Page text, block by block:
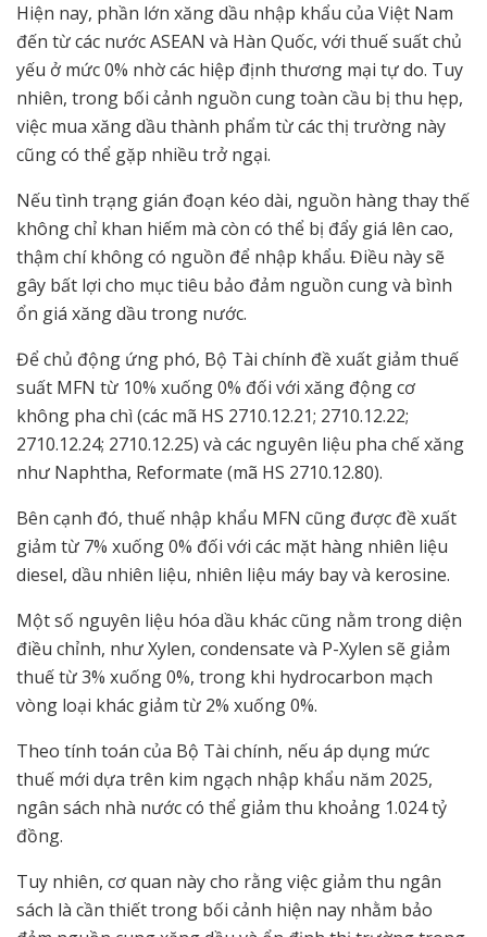
Hiện nay, phần lớn xăng dầu nhập khẩu của Việt Nam
đến từ các nước ASEAN và Hàn Quốc, với thuế suất chủ
yếu ở mức 0% nhờ các hiệp định thương mại tự do. Tuy
nhiên, trong bối cảnh nguồn cung toàn cầu bị thu hẹp,
việc mua xăng dầu thành phẩm từ các thị trường này
cũng có thể gặp nhiều trở ngại.
Nếu tình trạng gián đoạn kéo dài, nguồn hàng thay thế
không chỉ khan hiếm mà còn có thể bị đẩy giá lên cao,
thậm chí không có nguồn để nhập khẩu. Điều này sẽ
gây bất lợi cho mục tiêu bảo đảm nguồn cung và bình
ổn giá xăng dầu trong nước.
Để chủ động ứng phó, Bộ Tài chính đề xuất giảm thuế
suất MFN từ 10% xuống 0% đối với xăng động cơ
không pha chì (các mã HS 2710.12.21; 2710.12.22;
2710.12.24; 2710.12.25) và các nguyên liệu pha chế xăng
như Naphtha, Reformate (mã HS 2710.12.80).
Bên cạnh đó, thuế nhập khẩu MFN cũng được đề xuất
giảm từ 7% xuống 0% đối với các mặt hàng nhiên liệu
diesel, dầu nhiên liệu, nhiên liệu máy bay và kerosine.
Một số nguyên liệu hóa dầu khác cũng nằm trong diện
điều chỉnh, như Xylen, condensate và P-Xylen sẽ giảm
thuế từ 3% xuống 0%, trong khi hydrocarbon mạch
vòng loại khác giảm từ 2% xuống 0%.
Theo tính toán của Bộ Tài chính, nếu áp dụng mức
thuế mới dựa trên kim ngạch nhập khẩu năm 2025,
ngân sách nhà nước có thể giảm thu khoảng 1.024 tỷ
đồng.
Tuy nhiên, cơ quan này cho rằng việc giảm thu ngân
sách là cần thiết trong bối cảnh hiện nay nhằm bảo